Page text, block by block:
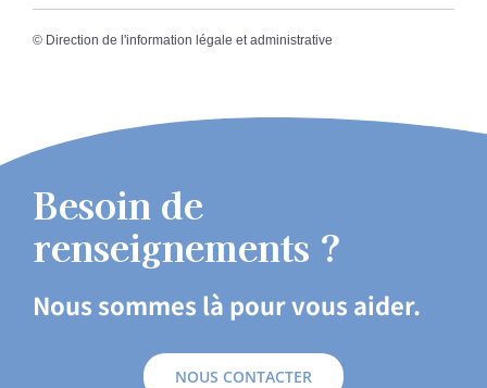
© Direction de l'information légale et administrative
Besoin de
renseignements ?
Nous sommes là pour vous aider.
NOUS CONTACTER